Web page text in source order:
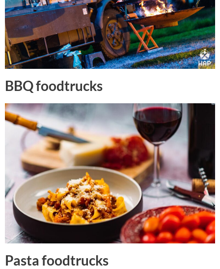
BBQ foodtrucks
Pasta foodtrucks